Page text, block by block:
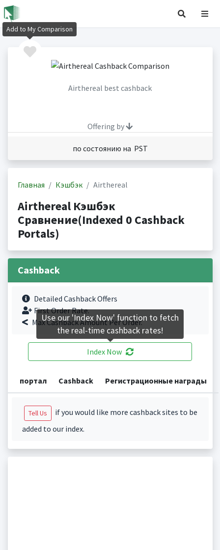
Airthereal best cashback
Offering by
по состоянию на PST
Главная Кэшбэк Airthereal
Airthereal Кэшбэк
Сравнение(Indexed 0 Cashback
Portals)
Cashback
Detailed Cashback Offers
First Order Rate.
Max Cashback Amount Per Order.
Index Now
портал Cashback Регистрационные награды
Tell Us
if you would like more cashback sites to be
added to our index.
Add to My Comparison
Use our 'Index Now' function to fetch
the real-time cashback rates!